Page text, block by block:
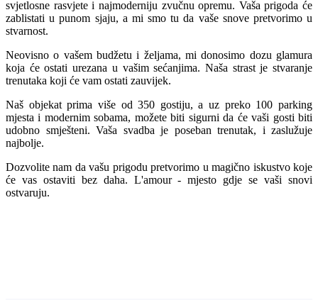
svjetlosne rasvjete i najmoderniju zvučnu opremu. Vaša prigoda će
zablistati u punom sjaju, a mi smo tu da vaše snove pretvorimo u
stvarnost.
Neovisno o vašem budžetu i željama, mi donosimo dozu glamura
koja će ostati urezana u vašim sećanjima. Naša strast je stvaranje
trenutaka koji će vam ostati zauvijek.
Naš objekat prima više od 350 gostiju, a uz preko 100 parking
mjesta i modernim sobama, možete biti sigurni da će vaši gosti biti
udobno smješteni. Vaša svadba je poseban trenutak, i zaslužuje
najbolje.
Dozvolite nam da vašu prigodu pretvorimo u magično iskustvo koje
će vas ostaviti bez daha. L'amour - mjesto gdje se vaši snovi
ostvaruju.